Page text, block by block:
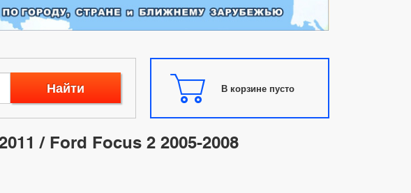
Найти В корзине пусто
/ Ford Focus 2 2005-2008